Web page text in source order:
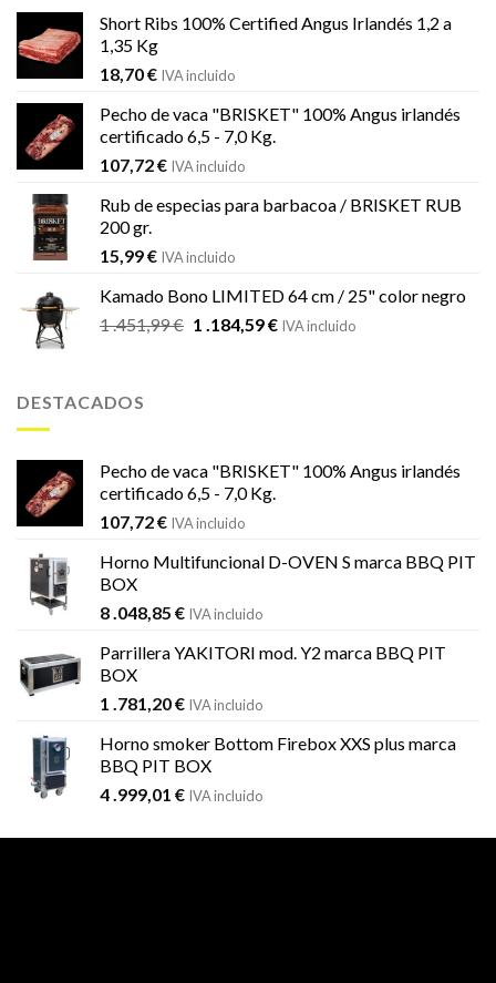
Short Ribs 100% Certified Angus Irlandés 1,2 a
1,35 Kg
18,70€ IVA incluido
Pecho de vaca "BRISKET" 100% Angus irlandés
certificado 6,5 - 7,0 Kg.
107,72€ IVA incluido
Rub de especias para barbacoa / BRISKET RUB
200 gr.
15,99€ IVA incluido
Kamado Bono LIMITED 64 cm / 25" color negro
1 .451,99€ El
1 .184,59€ElIVA incluido
DESTACADOS
Pecho de vaca "BRISKET" 100% Angus irlandés
certificado 6,5 - 7,0 Kg.
107,72€ IVA incluido
Horno Multifuncional D-OVEN S marca BBQ PIT
BOX
8 .048,85 € IVA incluido
Parrillera YAKITORI mod. Y2 marca BBQ PIT
BOX
1 .781,20€ IVA incluido
Horno smoker Bottom Firebox XXS plus marca
BBQ PIT BOX
4 .999,01 € IVA incluido